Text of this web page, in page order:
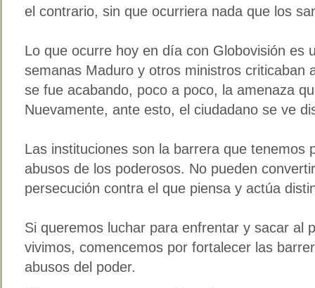
el contrario, sin que ocurriera nada que los
Lo que ocurre hoy en día con Globovisión es
semanas Maduro y otros ministros criticaban
se fue acabando, poco a poco, la amenaza
Nuevamente, ante esto, el ciudadano se ve
Las instituciones son la barrera que tenemos
abusos de los poderosos. No pueden
persecución contra el que piensa y actúa
Si queremos luchar para enfrentar y sacar al
vivimos, comencemos por fortalecer las
abusos del poder.